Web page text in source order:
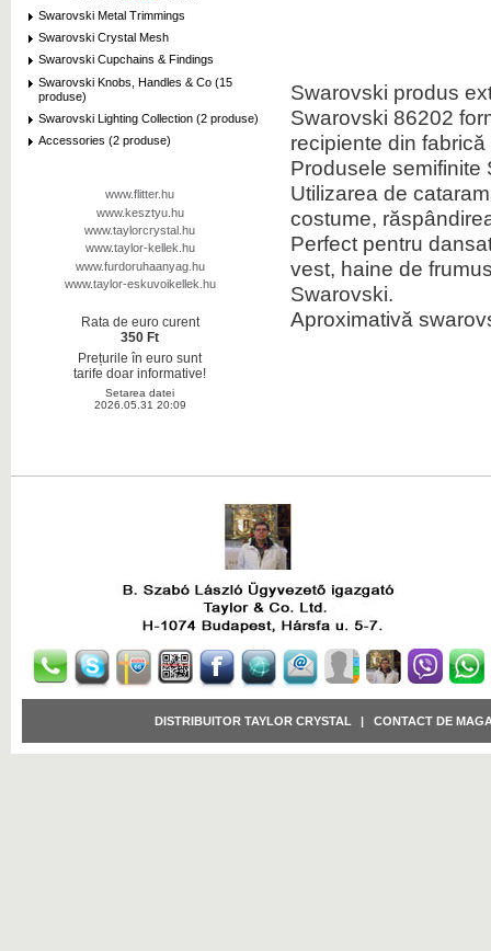
Swarovski Metal Trimmings
Swarovski Crystal Mesh
Swarovski Cupchains & Findings
Swarovski Knobs, Handles & Co (15
produse)
Swarovski Lighting Collection (2 produse)
Accessories (2 produse)
www.flitter.hu
www.kesztyu.hu
www.taylorcrystal.hu
www.taylor-kellek.hu
www.furdoruhaanyag.hu
www.taylor-eskuvoikellek.hu
Rata de euro curent
350 Ft
Prețurile în euro sunt
tarife doar informative!
Setarea datei
2026.05.31 20:09
Swarovski produs
Swarovski 86202
recipiente din
Produsele
Utilizarea de
costume,
Perfect pentru
vest, haine de
Swarovski.
Aproximativă
DISTRIBUITOR TAYLOR CRYSTAL | CONTACT DE